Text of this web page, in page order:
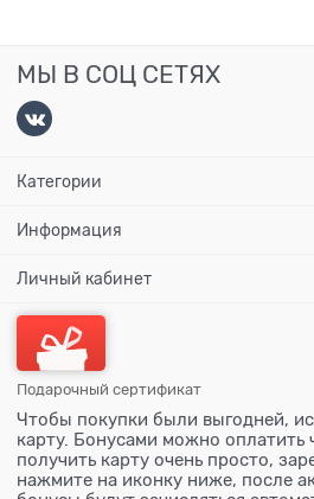
МЫ В СОЦ СЕТЯХ
Категории
Информация
Личный кабинет
Подарочный сертификат
Чтобы покупки были выгодней,
карту. Бонусами можно оплатить
получить карту очень просто,
нажмите на иконку ниже, после